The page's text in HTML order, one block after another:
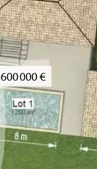
600 000 €